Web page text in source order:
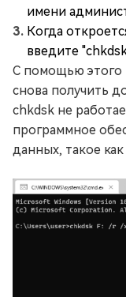
имени
Когда
введите
С помощью этого
снова получить
chkdsk не
программное
данных, такое